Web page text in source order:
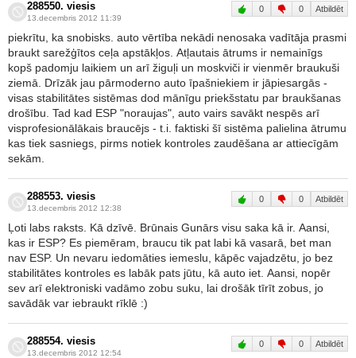
288550. viesis
13.decembris 2012 11:39
0 0 Atbildēt
piekrītu, ka snobisks. auto vērtība nekādi nenosaka vadītāja prasmi
braukt sarežģītos ceļa apstākļos. Atļautais ātrums ir nemainīgs
kopš padomju laikiem un arī žiguļi un moskviči ir vienmēr braukuši
ziemā. Drīzāk jau pārmoderno auto īpašniekiem ir jāpiesargās -
visas stabilitātes sistēmas dod mānīgu priekšstatu par braukšanas
drošību. Tad kad ESP "noraujas", auto vairs savākt nespēs arī
visprofesionālākais braucējs - t.i. faktiski šī sistēma palielina ātrumu
kas tiek sasniegs, pirms notiek kontroles zaudēšana ar attiecīgām
sekām.
288553. viesis
13.decembris 2012 12:38
0 0 Atbildēt
Ļoti labs raksts. Kā dzīvē. Brūnais Gunārs visu saka kā ir. Aansi,
kas ir ESP? Es piemēram, braucu tik pat labi kā vasarā, bet man
nav ESP. Un nevaru iedomāties iemeslu, kāpēc vajadzētu, jo bez
stabilitātes kontroles es labāk pats jūtu, kā auto iet. Aansi, nopēr
sev arī elektroniski vadāmo zobu suku, lai drošāk tīrīt zobus, jo
savādāk var iebraukt rīklē :)
288554. viesis
13.decembris 2012 12:54
0 0 Atbildēt